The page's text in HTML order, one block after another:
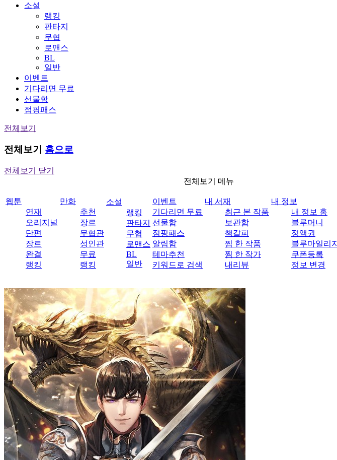
소설
랭킹
판타지
무협
로맨스
BL
일반
이벤트
기다리면 무료
선물함
점핑패스
전체보기
전체보기 홈으로
전체보기 닫기
전체보기 메뉴
웹툰
연재
오리지널
단편
장르
완결
랭킹
만화
추천
장르
무협관
성인관
무료
랭킹
소설
랭킹
판타지
무협
로맨스
BL
일반
이벤트
기다리면 무료
선물함
점핑패스
알림함
테마추천
키워드로 검색
내 서재
최근 본 작품
보관함
책갈피
찜 한 작품
찜 한 작가
내리뷰
내 정보
내 정보 홈
블루머니
정액권
블루마일리지
쿠폰등록
정보 변경